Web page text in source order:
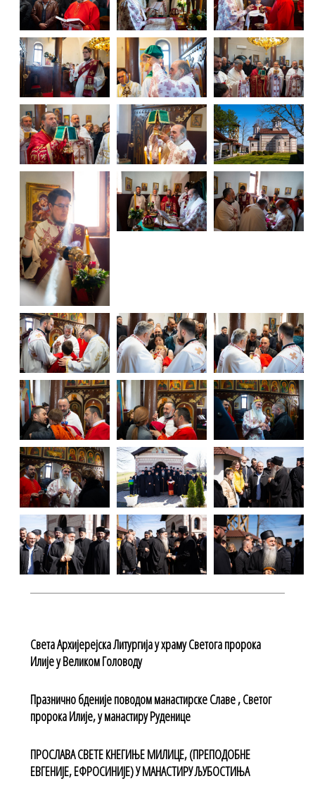
Света Архијерејска Литургија у храму Светога пророка
Илије у Великом Головоду
Празнично бденије поводом манастирске Славе , Светог
пророка Илије, у манастиру Руденице
ПРОСЛАВА СВЕТЕ КНЕГИЊЕ МИЛИЦЕ, (ПРЕПОДОБНЕ
ЕВГЕНИЈЕ, ЕФРОСИНИЈЕ) У МАНАСТИРУ ЉУБОСТИЊА